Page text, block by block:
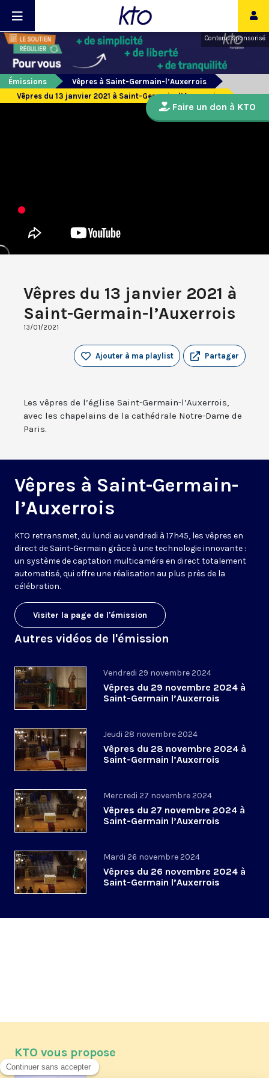
Contenu sponsorisé
Émissions
Vêpres à Saint-Germain-l’Auxerrois
Vêpres du 13 janvier 2021 à Saint-Germain-l’Auxerrois
Vêpres du 13 janvier 2021 à
Saint-Germain-l’Auxerrois
13/01/2021
Partager
Ajouter à ma playlist
Les vêpres de l’église Saint-Germain-l’Auxerrois,
avec les chapelains de la cathédrale Notre-Dame de
Paris.
Vêpres à Saint-Germain-
l’Auxerrois
KTO retransmet, du lundi au vendredi à 17h45, les vêpres en
direct de Saint-Germain grâce à une technologie innovante :
un système de captation multicaméra en direct totalement
automatisé, qui offre une réalisation au plus près de la
célébration.
Visiter la page de l'émission
Autres vidéos de l'émission
Vendredi 29 novembre 2024
Vêpres du 29 novembre 2024 à
Saint-Germain l’Auxerrois
Jeudi 28 novembre 2024
Vêpres du 28 novembre 2024 à
Saint-Germain l’Auxerrois
Mercredi 27 novembre 2024
Vêpres du 27 novembre 2024 à
Saint-Germain l’Auxerrois
Mardi 26 novembre 2024
Vêpres du 26 novembre 2024 à
Saint-Germain l’Auxerrois
Faire un don à KTO
KTO vous propose